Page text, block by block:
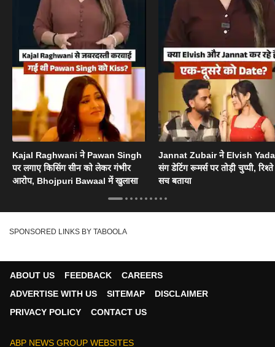
Kajal Raghwani ने Pawan Singh
पर लगाए किसिंग सीन को लेकर गंभीर
आरोप, Bhojpuri Bawaal में खुलासा
Jannat Zubair ने Elvish
संग डेटिंग रूमर्स पर तोड़ी चुप्पी,
सच बताया
SPONSORED LINKS BY TABOOLA
ABOUT US FEEDBACK
CAREERS
ADVERTISE WITH US
SITEMAP
DISCLAIMER
PRIVACY POLICY
CONTACT US
ABP NEWS GROUP WEBSITES